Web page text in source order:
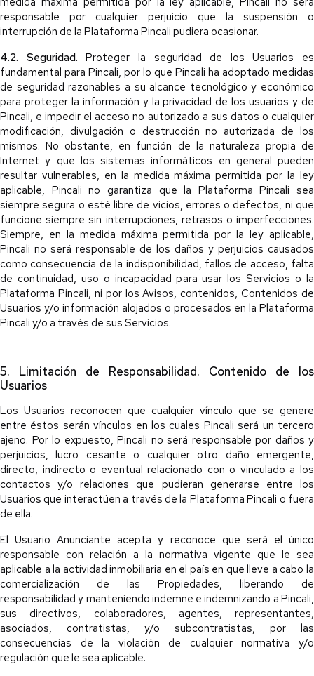
responsable por cualquier perjuicio que la suspensión o
interrupción de la Plataforma Pincali pudiera ocasionar.
4.2. Seguridad. Proteger la seguridad de los Usuarios es
fundamental para Pincali, por lo que Pincali ha adoptado medidas
de seguridad razonables a su alcance tecnológico y económico
para proteger la información y la privacidad de los usuarios y de
Pincali, e impedir el acceso no autorizado a sus datos o cualquier
modificación, divulgación o destrucción no autorizada de los
mismos. No obstante, en función de la naturaleza propia de
Internet y que los sistemas informáticos en general pueden
resultar vulnerables, en la medida máxima permitida por la ley
aplicable, Pincali no garantiza que la Plataforma Pincali sea
siempre segura o esté libre de vicios, errores o defectos, ni que
funcione siempre sin interrupciones, retrasos o imperfecciones.
Siempre, en la medida máxima permitida por la ley aplicable,
Pincali no será responsable de los daños y perjuicios causados
como consecuencia de la indisponibilidad, fallos de acceso, falta
de continuidad, uso o incapacidad para usar los Servicios o la
Plataforma Pincali, ni por los Avisos, contenidos, Contenidos de
Usuarios y/o información alojados o procesados en la Plataforma
Pincali y/o a través de sus Servicios.
5. Limitación de Responsabilidad. Contenido de los
Usuarios
Los Usuarios reconocen que cualquier vínculo que se genere
entre éstos serán vínculos en los cuales Pincali será un tercero
ajeno. Por lo expuesto, Pincali no será responsable por daños y
perjuicios, lucro cesante o cualquier otro daño emergente,
directo, indirecto o eventual relacionado con o vinculado a los
contactos y/o relaciones que pudieran generarse entre los
Usuarios que interactúen a través de la Plataforma Pincali o fuera
de ella.
El Usuario Anunciante acepta y reconoce que será el único
responsable con relación a la normativa vigente que le sea
aplicable a la actividad inmobiliaria en el país en que lleve a cabo la
comercialización de las Propiedades, liberando de
responsabilidad y manteniendo indemne e indemnizando a Pincali,
sus directivos, colaboradores, agentes, representantes,
asociados, contratistas, y/o subcontratistas, por las
consecuencias de la violación de cualquier normativa y/o
regulación que le sea aplicable.